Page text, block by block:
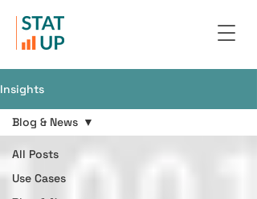
Insights
All Posts
Use Cases
Blog & News